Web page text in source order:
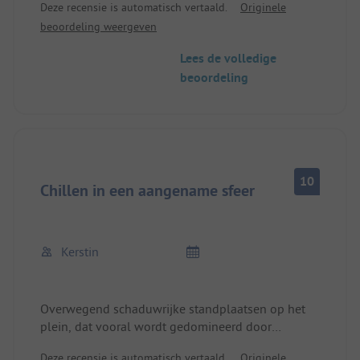
Deze recensie is automatisch vertaald.
Originele
beoordeling weergeven
Lees de volledige
beoordeling
Chillen in een aangename sfeer 10
Kerstin
Overwegend schaduwrijke standplaatsen op het
plein, dat vooral wordt gedomineerd door